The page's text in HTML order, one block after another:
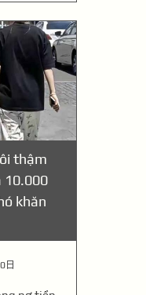
thậm
10.000
khăn
日